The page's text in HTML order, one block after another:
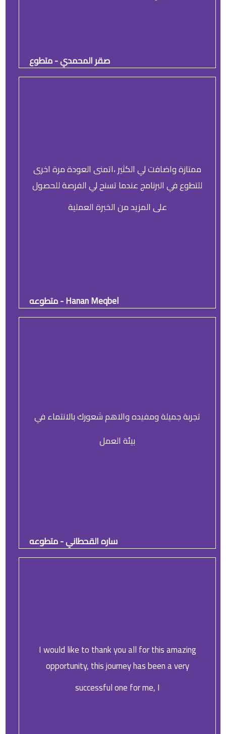
صقر المحمدي - متطوع
ممتازة واضافت لي الكثير ،اتمنى العودة مرة اخرى
للتطوع في البرنامج عندما تسنح لي الفرصة للحصول
على المزيد من الخبرة العملية
Hanan Meqbel - متطوعه
تجربة جميلة ومفيده والاهم شعورك بالانتماء في
بيئة العمل
ساره القحطاني - متطوعه
I would like to thank you all for this amazing
opportunity, this journey has been a very
successful one for me, I